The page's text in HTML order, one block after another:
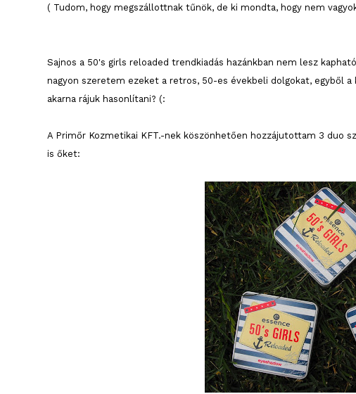
( Tudom, hogy megszállottnak tűnök, de ki mondta, hogy nem
Sajnos a 50's girls reloaded trendkiadás hazánkban nem lesz
nagyon szeretem ezeket a retros, 50-es évekbeli dolgokat, egyből
akarna rájuk hasonlítani? (:
A Primőr Kozmetikai KFT.-nek köszönhetően hozzájutottam 3 duo
is őket: